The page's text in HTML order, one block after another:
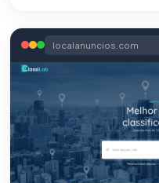
localanuncios.com